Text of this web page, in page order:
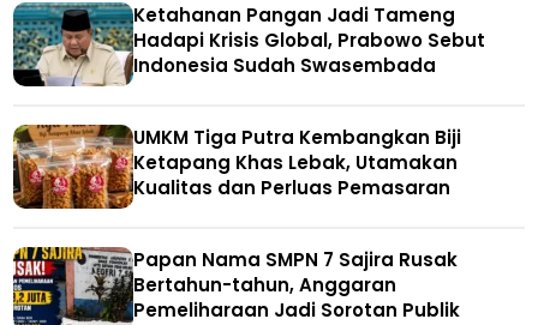
Ketahanan Pangan Jadi Tameng
Hadapi Krisis Global, Prabowo Sebut
Indonesia Sudah Swasembada
UMKM Tiga Putra Kembangkan Biji
Ketapang Khas Lebak, Utamakan
Kualitas dan Perluas Pemasaran
Papan Nama SMPN 7 Sajira Rusak
Bertahun-tahun, Anggaran
Pemeliharaan Jadi Sorotan Publik